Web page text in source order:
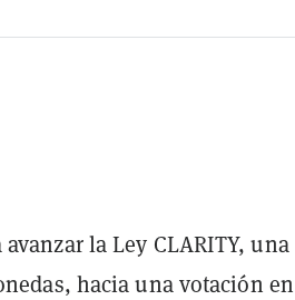
la Ley CLARITY, una
hacia una votación en